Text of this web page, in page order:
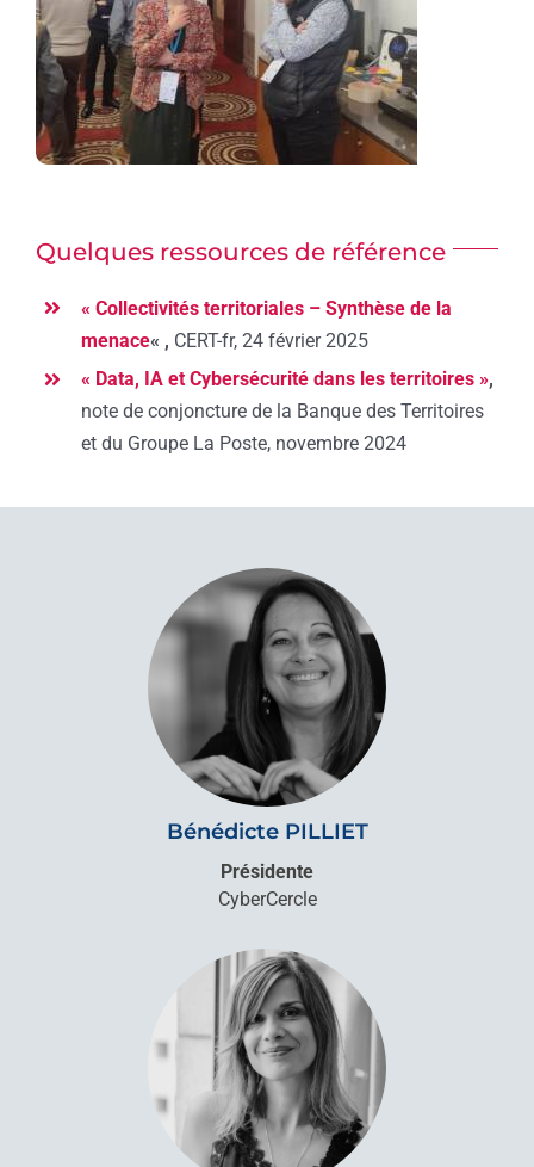
Quelques ressources de référence
« Collectivités territoriales – Synthèse de la
menace« , CERT-fr, 24 février 2025
« Data, IA et Cybersécurité dans les territoires »,
note de conjoncture de la Banque des Territoires
et du Groupe La Poste, novembre 2024
Bénédicte PILLIET
Présidente
CyberCercle